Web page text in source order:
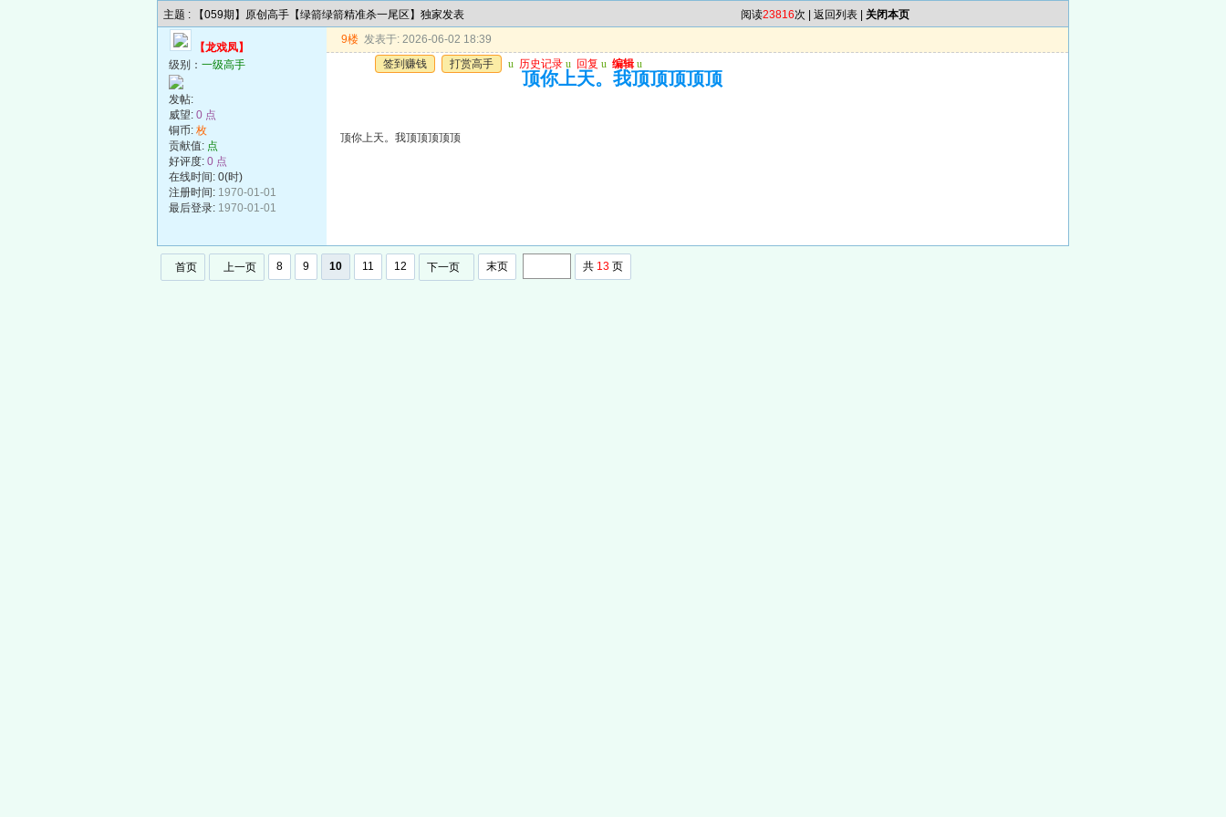
主题 : 【059期】原创高手【绿箭绿箭精准杀一尾区】独家发表 阅读23816次 | 返回列表 关闭本页
【龙戏凤】
级别： 一级高手
发帖:
威望: 0 点
铜币: 枚
贡献值: 点
好评度: 0 点
在线时间: 0(时)
注册时间: 1970-01-01
最后登录: 1970-01-01
9楼 发表于: 2026-06-02 18:39
签到赚钱
打赏高手 u 历史记录 u 回复 u 编辑 u
顶你上天。我顶顶顶顶顶
顶你上天。我顶顶顶顶顶
首页 上一页 8 9 10 11 12 下一页 末页 共 13 页